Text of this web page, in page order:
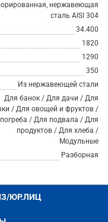
нержавеющая
сталь AISI 304
34.400
1820
1290
350
Из нержавеющей стали
Для банок / Для дачи / Для
/ Для овощей и фруктов /
/ Для подвала / Для
продуктов / Для хлеба /
Модульные
Разборная
ЮР.ЛИЦ